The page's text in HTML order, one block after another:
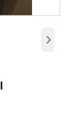
›